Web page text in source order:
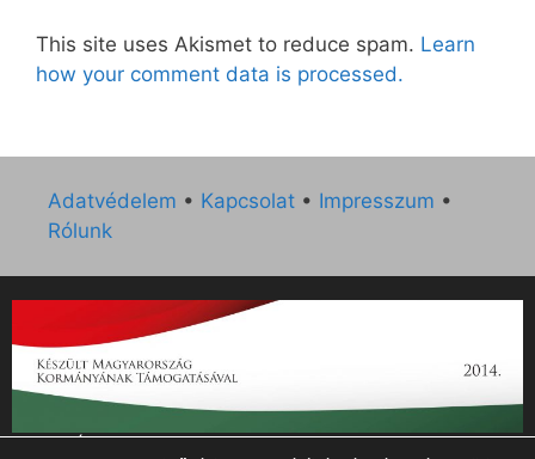
This site uses Akismet to reduce spam. Learn
how your comment data is processed.
Adatvédelem • Kapcsolat • Impresszum •
Rólunk
„Az Új Ember katolikus hetilap 2014. évi működésének